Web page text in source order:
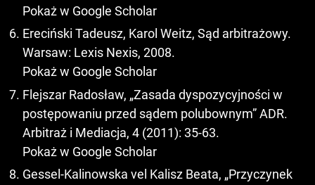
Pokaż w Google Scholar
Ereciński Tadeusz, Karol Weitz, Sąd arbitrażowy.
Warsaw: Lexis Nexis, 2008.
Pokaż w Google Scholar
Flejszar Radosław, „Zasada dyspozycyjności w
postępowaniu przed sądem polubownym” ADR.
Arbitraż i Mediacja, 4 (2011): 35-63.
Pokaż w Google Scholar
Gessel-Kalinowska vel Kalisz Beata, „Przyczynek